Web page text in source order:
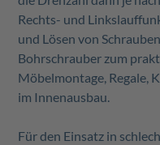
Rechts- und
und Lösen von
Bohrschrauber zum
Möbelmontage, Regale,
im Innenausbau.
Für den Einsatz in